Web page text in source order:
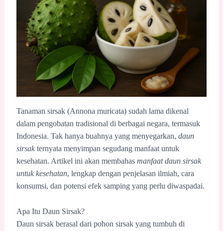
Tanaman sirsak (Annona muricata) sudah lama dikenal
dalam pengobatan tradisional di berbagai negara, termasuk
Indonesia. Tak hanya buahnya yang menyegarkan, daun
sirsakternyata menyimpan segudang manfaat untuk
kesehatan. Artikel ini akan membahas manfaat daun sirsak
untuk kesehatan, lengkap dengan penjelasan ilmiah, cara
konsumsi, dan potensi efek samping yang perlu diwaspadai.
Apa Itu Daun Sirsak?
Daun sirsak berasal dari pohon sirsak yang tumbuh di